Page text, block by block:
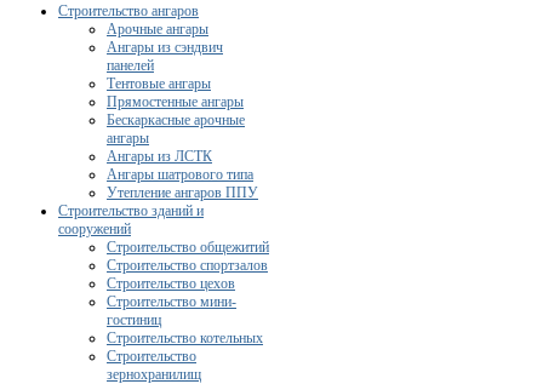
Строительство ангаров
Арочные ангары
Ангары из сэндвич
панелей
Тентовые ангары
Прямостенные ангары
Бескаркасные арочные
ангары
Ангары из ЛСТК
Ангары шатрового типа
Утепление ангаров ППУ
Строительство зданий и
сооружений
Строительство общежитий
Строительство спортзалов
Строительство цехов
Строительство мини-
гостиниц
Строительство котельных
Строительство
зернохранилищ